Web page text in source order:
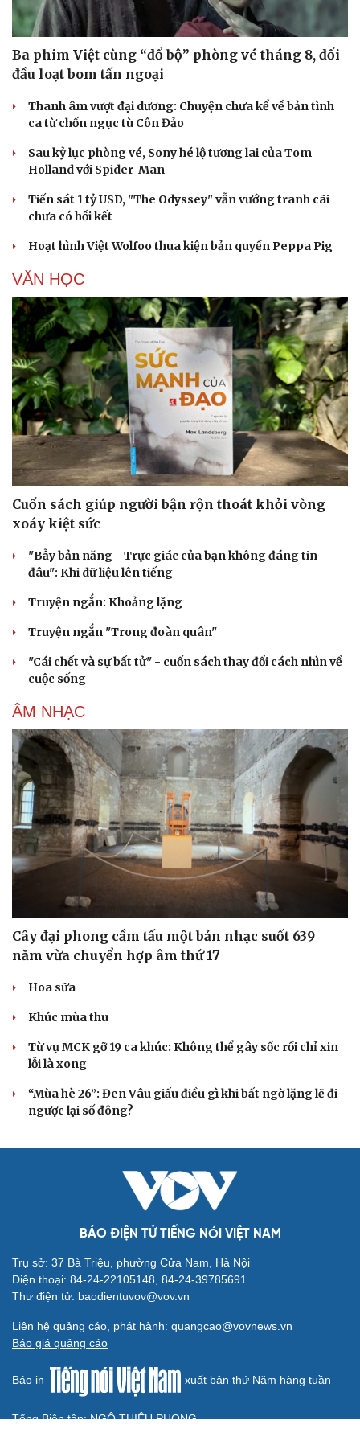
Văn hóa
Văn học
Âm nhạc
Giải trí
Thời trang
Du lịch
Tư vấn
check-in
Podcast
Kể chuyện cho bé
Cải chính
Ba phim Việt cùng “đổ bộ” phòng vé tháng 8, đối
đầu loạt bom tấn ngoại
Thanh âm vượt đại dương: Chuyện chưa kể về bản tình
ca từ chốn ngục tù Côn Đảo
Sau kỷ lục phòng vé, Sony hé lộ tương lai của Tom
Holland với Spider-Man
Tiến sát 1 tỷ USD, "The Odyssey" vẫn vướng tranh cãi
chưa có hồi kết
Hoạt hình Việt Wolfoo thua kiện bản quyền Peppa Pig
VĂN HỌC
Cuốn sách giúp người bận rộn thoát khỏi vòng
xoáy kiệt sức
"Bẫy bản năng - Trực giác của bạn không đáng tin
đâu": Khi dữ liệu lên tiếng
Truyện ngắn: Khoảng lặng
Truyện ngắn "Trong đoàn quân"
"Cái chết và sự bất tử" - cuốn sách thay đổi cách nhìn về
cuộc sống
ÂM NHẠC
Cây đại phong cầm tấu một bản nhạc suốt 639
năm vừa chuyển hợp âm thứ 17
Hoa sữa
Khúc mùa thu
Từ vụ MCK gỡ 19 ca khúc: Không thể gây sốc rồi chỉ xin
lỗi là xong
“Mùa hè 26”: Đen Vâu giấu điều gì khi bất ngờ lặng lẽ đi
ngược lại số đông?
BÁO ĐIỆN TỬ TIẾNG NÓI VIỆT NAM
Trụ sở: 37 Bà Triệu, phường Cửa Nam, Hà Nội
Điện thoại: 84-24-22105148, 84-24-39785691
Thư điện tử: baodientuvov@vov.vn
Liên hệ quảng cáo, phát hành: quangcao@vovnews.vn
Báo giá quảng cáo
Báo in xuất bản thứ Năm hàng tuần
Tổng Biên tập: NGÔ THIỆU PHONG